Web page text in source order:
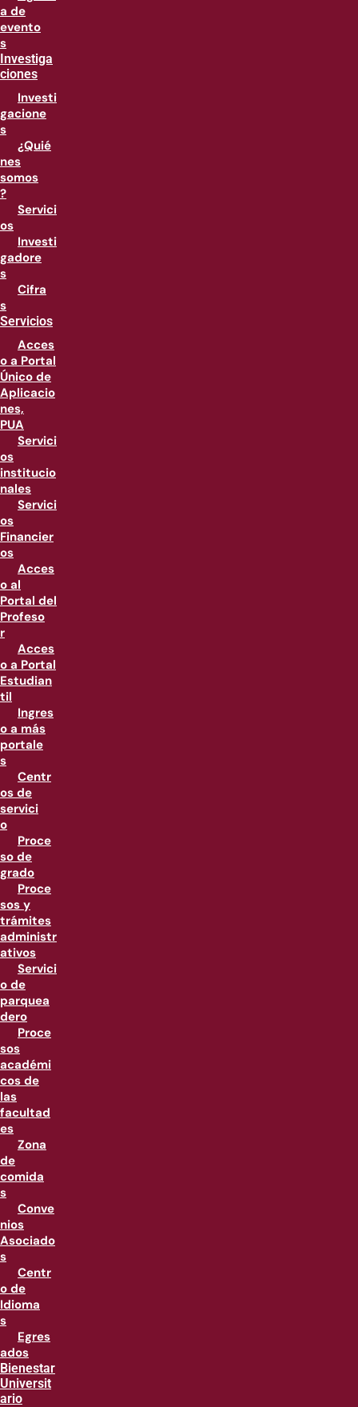
a de
evento
s
Investiga
ciones
Investi
gacione
s
¿Quié
nes
somos
?
Servici
os
Investi
gadore
s
Cifra
s
Servicios
Acces
o a Portal
Único de
Aplicacio
nes,
PUA
Servici
os
institucio
nales
Servici
os
Financier
os
Acces
o al
Portal del
Profeso
r
Acces
o a Portal
Estudian
til
Ingres
o a más
portale
s
Centr
os de
servici
o
Proce
so de
grado
Proce
sos y
trámites
administr
ativos
Servici
o de
parquea
dero
Proce
sos
académi
cos de
las
facultad
es
Zona
de
comida
s
Conve
nios
Asociado
s
Centr
o de
Idioma
s
Egres
ados
Bienestar
Universit
ario